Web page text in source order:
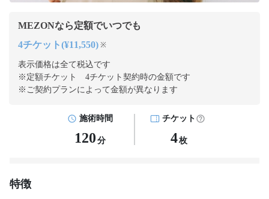
MEZONなら定額でいつでも
4チケット(¥11,550) ※
表示価格は全て税込です
※定額チケット 4チケット契約時の金額です
※ご契約プランによって金額が異なります
施術時間
120 分
チケット
4枚
特徴